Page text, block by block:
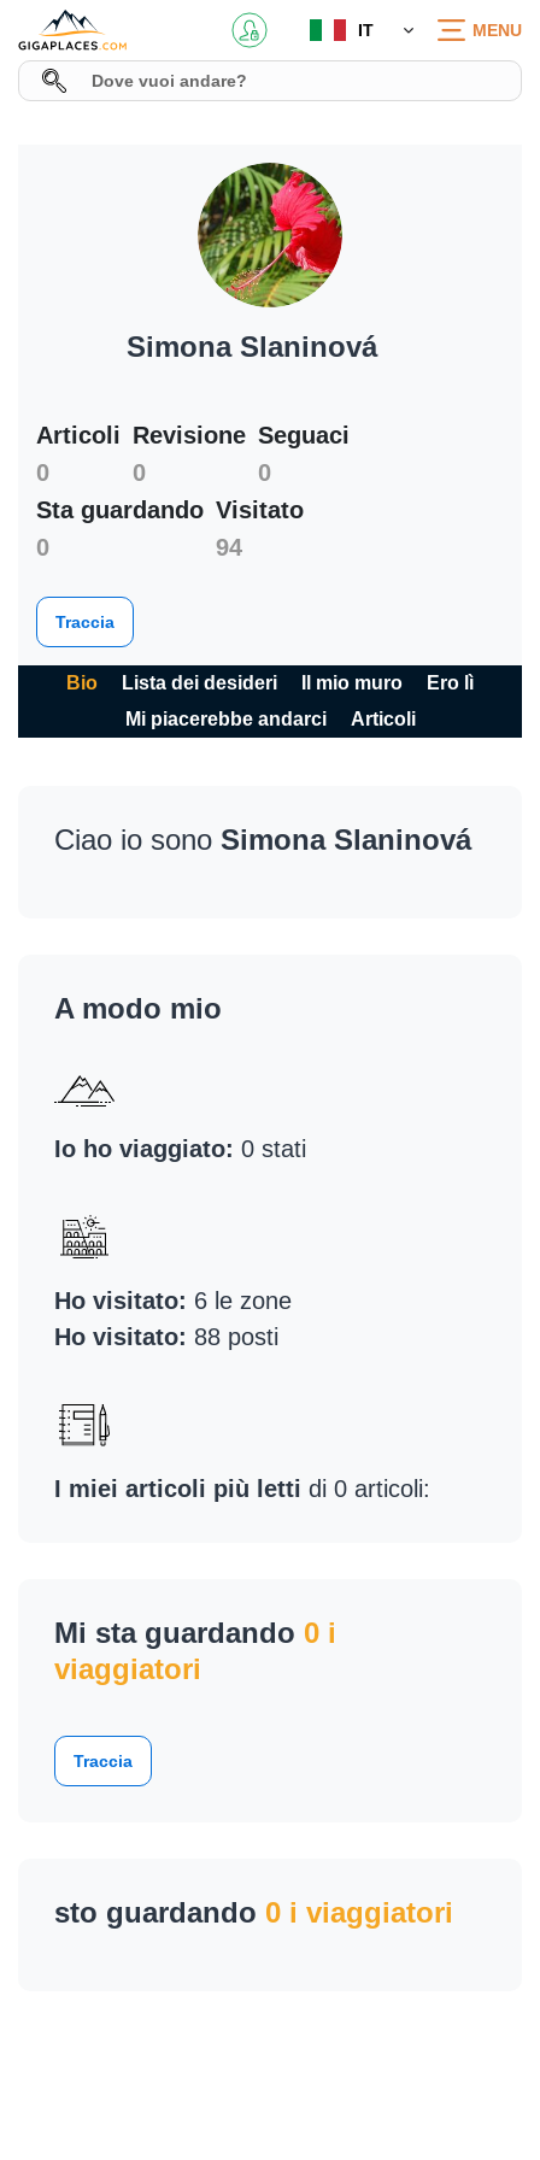
IT MENU
Simona Slaninová
Articoli
0
Revisione
0
Seguaci
0
Sta guardando
0
Visitato
94
Traccia
Bio Lista dei desideri Il mio muro
Ero lì
Mi piacerebbe andarci
Articoli
Ciao io sono Simona Slaninová
A modo mio
Io ho viaggiato: 0 stati
Ho visitato: 6 le zone
Ho visitato: 88 posti
I miei articoli più letti di 0 articoli:
Mi sta guardando 0 i
viaggiatori
Traccia
sto guardando 0 i viaggiatori